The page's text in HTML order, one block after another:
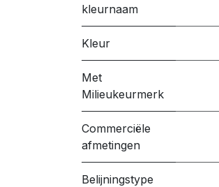
kleurnaam
Kleur
Met
Milieukeurmerk
Commerciële
afmetingen
Belijningstype